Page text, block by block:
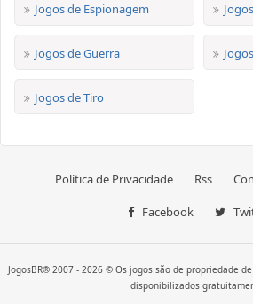
Jogos de Espionagem
Jogos de Guerra
Jogos de Tiro
Política de Privacidade Rss
Facebook
JogosBR® 2007 - 2026 © Os jogos são de propriedade
disponibilizados